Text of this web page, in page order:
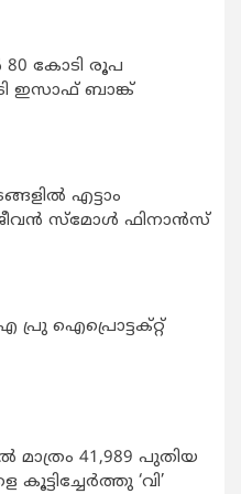
കോടി രൂപ
ഇസാഫ് ബാങ്ക്
എട്ടാം
സ്മോൾ ഫിനാൻസ്
ഐപ്രൊട്ടക്റ്റ്
41,989 പുതിയ
‘വി’